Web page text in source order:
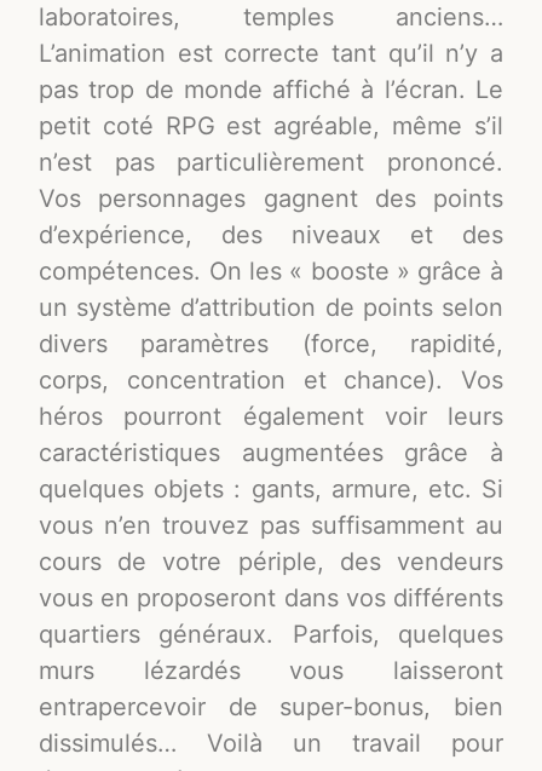
laboratoires, temples anciens…
L’animation est correcte tant qu’il n’y a
pas trop de monde affiché à l’écran. Le
petit coté RPG est agréable, même s’il
n’est pas particulièrement prononcé.
Vos personnages gagnent des points
d’expérience, des niveaux et des
compétences. On les « booste » grâce à
un système d’attribution de points selon
divers paramètres (force, rapidité,
corps, concentration et chance). Vos
héros pourront également voir leurs
caractéristiques augmentées grâce à
quelques objets : gants, armure, etc. Si
vous n’en trouvez pas suffisamment au
cours de votre périple, des vendeurs
vous en proposeront dans vos différents
quartiers généraux. Parfois, quelques
murs lézardés vous laisseront
entrapercevoir de super-bonus, bien
dissimulés… Voilà un travail pour